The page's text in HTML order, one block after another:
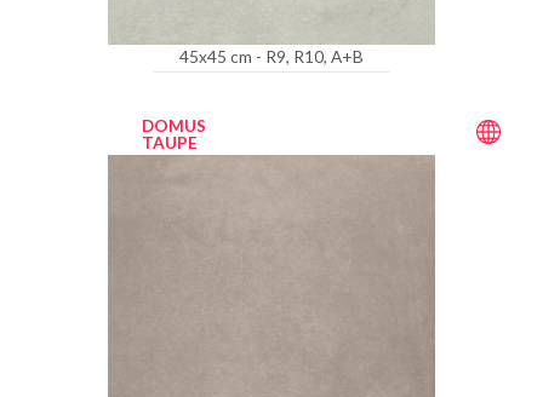
45x45 cm - R9, R10, A+B
DOMUS
TAUPE